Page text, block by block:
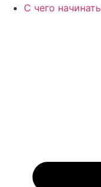
С чего начинать